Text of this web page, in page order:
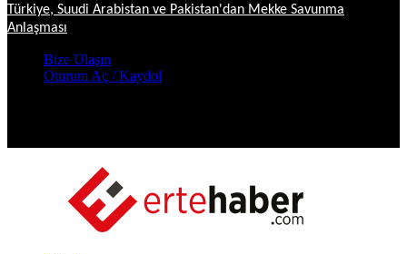
Türkiye, Suudi Arabistan ve Pakistan'dan Mekke Savunma
Anlaşması
Bize Ulaşın
Oturum Aç / Kaydol